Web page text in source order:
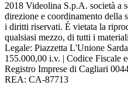
2018 Videolina S.p.A. società a
direzione e coordinamento della
i diritti riservati. É vietata la
qualsiasi mezzo, di tutti i
Legale: Piazzetta L'Unione
155.000,00 i.v. | Codice Fiscale
Registro Imprese di Cagliari
REA: CA-87713